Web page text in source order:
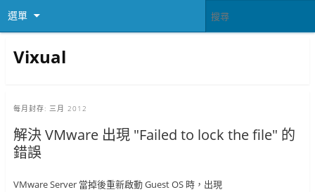
選單
Vixual
每月封存: 三月 2012
解決 VMware 出現 "Failed to lock the file" 的
錯誤
VMware Server 當掉後重新啟動 Guest OS 時，出現